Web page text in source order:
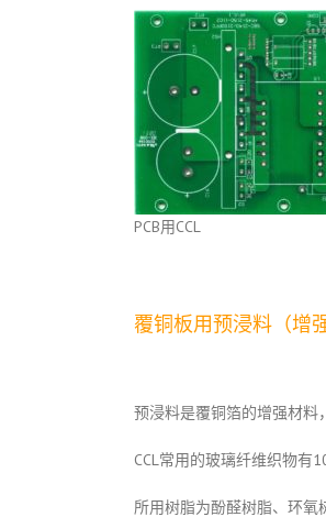
PCB用CCL
覆铜板用预浸料（增
预浸料是覆铜箔的增强材料
CCL常用的玻璃纤维织物有
所用树脂为酚醛树脂、环氧